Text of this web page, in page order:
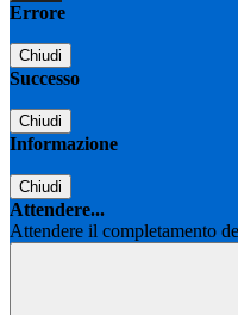
Errore
Chiudi
Successo
Chiudi
Informazione
Chiudi
Attendere...
Attendere il completamento